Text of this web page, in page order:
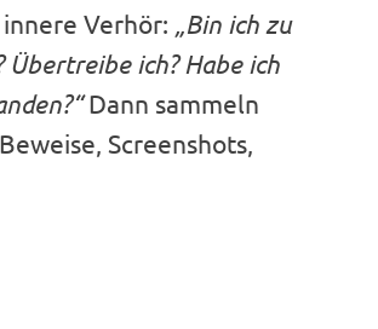
Verhör: „Bin ich zu
Übertreibe ich? Habe ich
Dann sammeln
Screenshots,